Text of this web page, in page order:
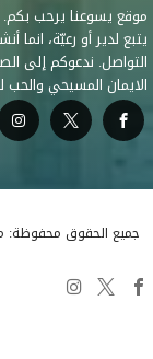
موقع يسوعنا يرحب بكم.
يتبع لدير أو رعيّة، انما
التواصل. ندعوكم إلى
الايمان المسيحي